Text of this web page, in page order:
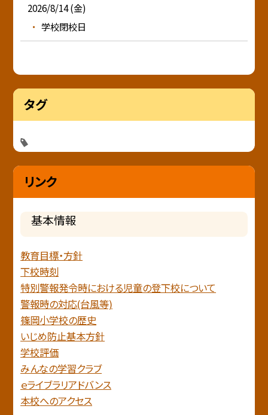
2026/8/14 (金)
学校閉校日
タグ
リンク
基本情報
教育目標・方針
下校時刻
特別警報発令時における児童の登下校について
警報時の対応(台風等)
篠岡小学校の歴史
いじめ防止基本方針
学校評価
みんなの学習クラブ
ｅライブラリアドバンス
本校へのアクセス